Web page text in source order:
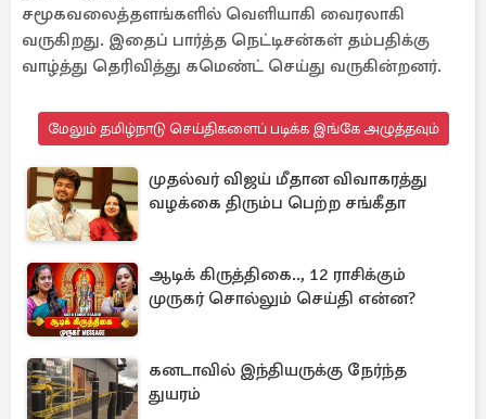
சமூகவலைத்தளங்களில் வெளியாகி வைரலாகி
வருகிறது. இதைப் பார்த்த நெட்டிசன்கள் தம்பதிக்கு
வாழ்த்து தெரிவித்து கமெண்ட் செய்து வருகின்றனர்.
மேலும் தமிழ்நாடு செய்திகளைப் படிக்க இங்கே அழுத்தவும்
முதல்வர் விஜய் மீதான விவாகரத்து
வழக்கை திரும்ப பெற்ற சங்கீதா
ஆடிக் கிருத்திகை.., 12 ராசிக்கும்
முருகர் சொல்லும் செய்தி என்ன?
கனடாவில் இந்தியருக்கு நேர்ந்த
துயரம்